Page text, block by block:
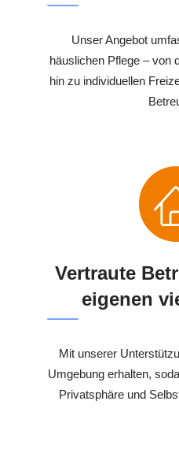
Unser Angebot
häuslichen Pflege – von
hin zu individuellen
Vertraute
eigenen
Mit unserer
Umgebung erhalten,
Privatsphäre und